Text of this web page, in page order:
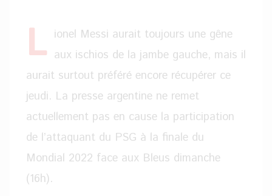
L ionel Messi aurait toujours une gêne
aux ischios de la jambe gauche, mais il
aurait surtout préféré encore récupérer ce
jeudi. La presse argentine ne remet
actuellement pas en cause la participation
de l’attaquant du PSG à la finale du
Mondial 2022 face aux Bleus dimanche
(16h).